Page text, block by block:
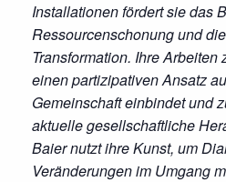
Installationen fördert sie das
Ressourcenschonung und
Transformation. Ihre
einen partizipativen Ansatz
Gemeinschaft einbindet und
aktuelle gesellschaftliche
Baier nutzt ihre Kunst, um
Veränderungen im Umgang